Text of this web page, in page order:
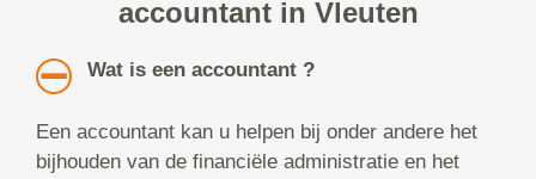
accountant in Vleuten
Wat is een accountant ?
Een accountant kan u helpen bij onder andere het
bijhouden van de financiële administratie en het